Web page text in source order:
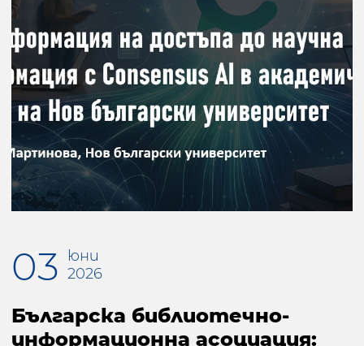
03
юни
2026
Българска библиотечно-
информационна асоциация: